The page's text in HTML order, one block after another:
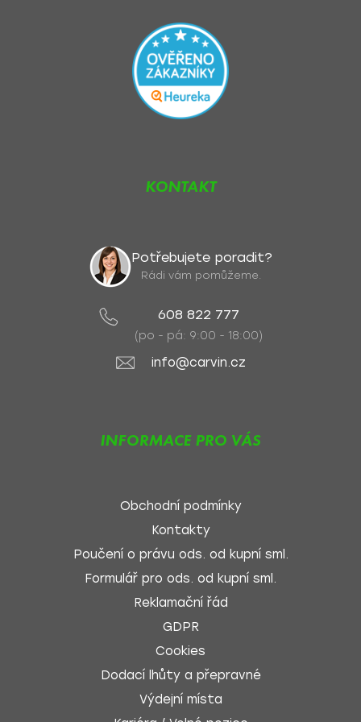
KONTAKT
Potřebujete poradit?
Rádi vám pomůžeme.
608 822 777
(po - pá: 9:00 - 18:00)
info@carvin.cz
INFORMACE PRO VÁS
Obchodní podmínky
Kontakty
Poučení o právu ods. od kupní sml.
Formulář pro ods. od kupní sml.
Reklamační řád
GDPR
Cookies
Dodací lhůty a přepravné
Výdejní místa